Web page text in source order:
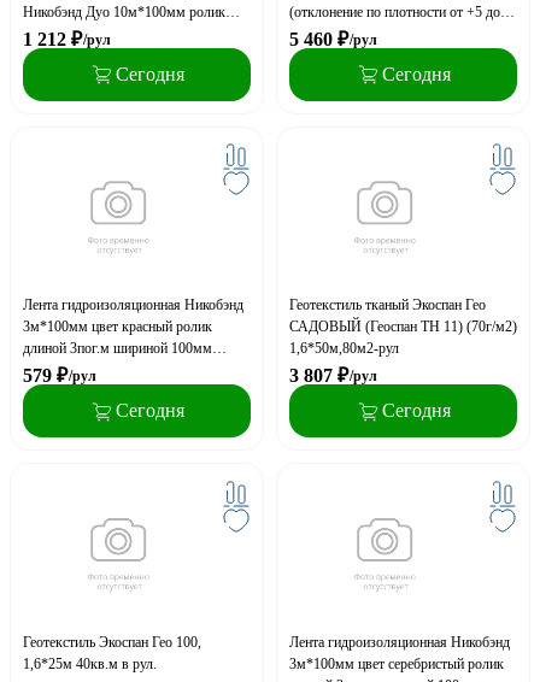
Никобэнд Дуо 10м*100мм ролик
длиной 10пог.м шириной 100мм
1 212 ₽/рул
Сегодня
(отклонение по плотности от +5 до
-20 %)
5 460 ₽/рул
Сегодня
Лента гидроизоляционная Никобэнд
3м*100мм цвет красный ролик
длиной 3пог.м шириной 100мм
толщиной 1,5мм
579 ₽/рул
Сегодня
Геотекстиль тканый Экоспан Гео
САДОВЫЙ (Геоспан ТН 11) (70г/м2)
1,6*50м,80м2-рул
3 807 ₽/рул
Сегодня
Геотекстиль Экоспан Гео 100,
1,6*25м 40кв.м в рул.
Лента гидроизоляционная Никобэнд
3м*100мм цвет серебристый ролик